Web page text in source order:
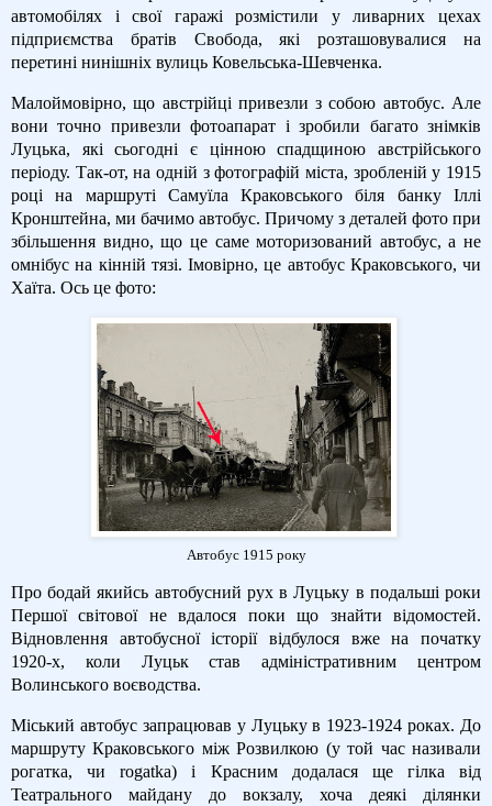
автомобілях і свої гаражі розмістили у ливарних цехах
підприємства братів Свобода, які розташовувалися на
перетині нинішніх вулиць Ковельська-Шевченка.
Малоймовірно, що австрійці привезли з собою автобус. Але
вони точно привезли фотоапарат і зробили багато знімків
Луцька, які сьогодні є цінною спадщиною австрійського
періоду. Так-от, на одній з фотографій міста, зробленій у 1915
році на маршруті Самуїла Краковського біля банку Іллі
Кронштейна, ми бачимо автобус. Причому з деталей фото при
збільшення видно, що це саме моторизований автобус, а не
омнібус на кінній тязі. Імовірно, це автобус Краковського, чи
Хаїта. Ось це фото:
Автобус 1915 року
Про бодай якийсь автобусний рух в Луцьку в подальші роки
Першої світової не вдалося поки що знайти відомостей.
Відновлення автобусної історії відбулося вже на початку
1920-х, коли Луцьк став адміністративним центром
Волинського воєводства.
Міський автобус запрацював у Луцьку в 1923-1924 роках. До
маршруту Краковського між Розвилкою (у той час називали
рогатка, чи rogatka) і Красним додалася ще гілка від
Театрального майдану до вокзалу, хоча деякі ділянки